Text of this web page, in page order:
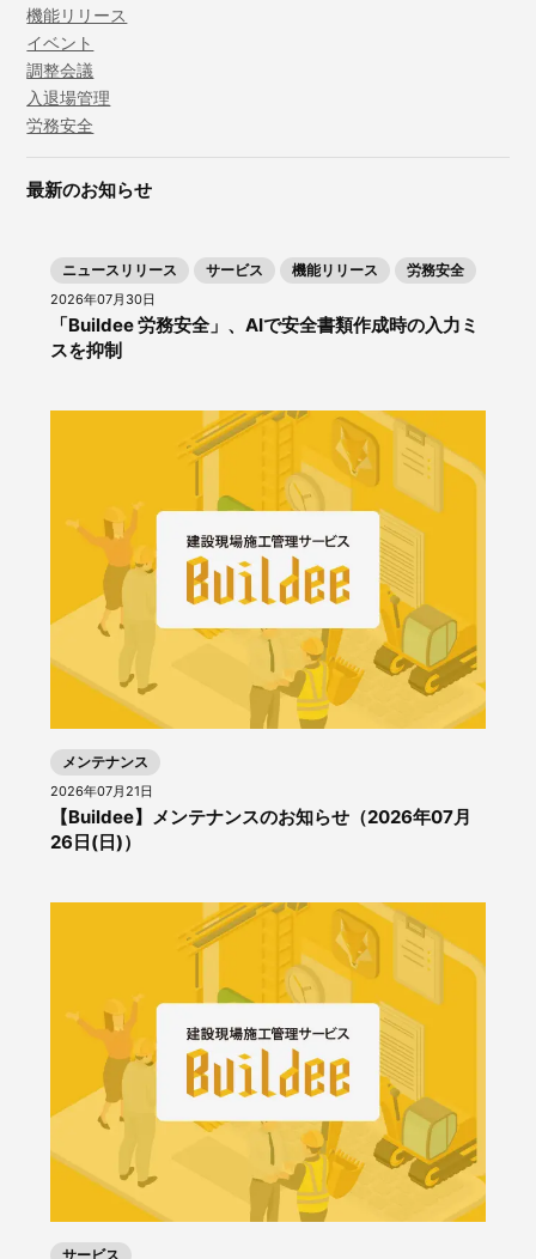
機能リリース
イベント
調整会議
入退場管理
労務安全
最新のお知らせ
ニュースリリース サービス 機能リリース 労務安全
2026年07月30日
「Buildee 労務安全」、AIで安全書類作成時の入力ミ
スを抑制
メンテナンス
2026年07月21日
【Buildee】メンテナンスのお知らせ（2026年07月
26日(日)）
サービス